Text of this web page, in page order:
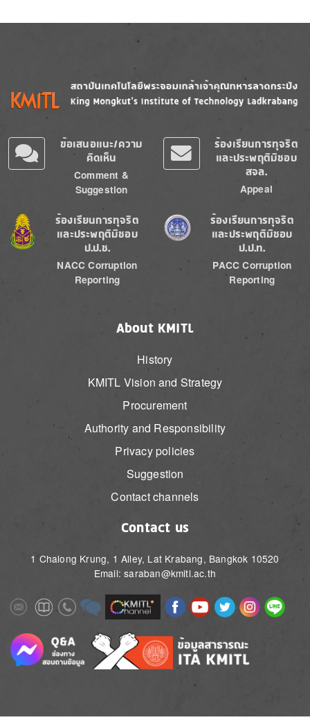
Image
ข้อเสนอแนะ/ความ
คิดเห็น
Comment &
Suggestion
ร้องเรียนการทุจริต
และประพฤติมิชอบ
สจล.
Appeal
Image
ร้องเรียนการทุจริต
และประพฤติมิชอบ
ป.ป.ช.
NACC Corruption
Reporting
Image
ร้องเรียนการทุจริต
และประพฤติมิชอบ
ป.ป.ท.
PACC Corruption
Reporting
About KMITL
History
KMITL Vision and Strategy
Procurement
Authority and Responsibility
Privacy policies
Suggestion
Contact channels
Contact us
1 Chalong Krung, 1 Alley, Lat Krabang, Bangkok 10520
Email: saraban@kmitl.ac.th
ImageImageImageImage Image ImageImageImageImageImage
Image Image